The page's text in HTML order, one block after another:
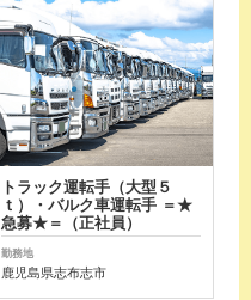
トラック運転手（大型５
ｔ）・バルク車運転手 ＝★
急募★＝（正社員）
勤務地
鹿児島県志布志市